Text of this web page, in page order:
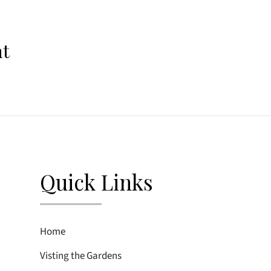
Quick Links
Home
Visting the Gardens